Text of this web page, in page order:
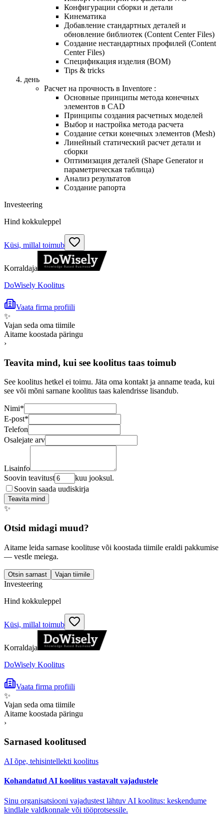
Конфигурации сборки и детали
Кинематика
Добавление стандартных деталей и
обновление библиотек (Content Center Files)
Создание нестандартных профилей (Content
Center Files)
Спецификация изделия (BOM)
Tips & tricks
день
Расчет на прочность в Inventorе :
Основные принципы методa конечных
элементов в CAD
Принципы создания расчетных моделей
Выбор и настройка метода расчета
Создание сетки конечных элементов (Mesh)
Линейный статический расчет детали и
сборки
Оптимизация деталей (Shape Generator и
параметрическая таблица)
Анализ результатов
Создание рапортa
Investeering
Hind kokkuleppel
Küsi, millal toimub
Korraldaja
DoWisely Koolitus
Vaata firma profiili
✨
Vajan seda oma tiimile
Aitame koostada päringu
›
Teavita mind, kui see koolitus taas toimub
See koolitus hetkel ei toimu. Jäta oma kontakt ja anname teada, kui
see või mõni sarnane koolitus taas kalendrisse lisandub.
Nimi*
E-post*
Telefon
Osalejate arv
Lisainfo
Soovin teavitust
kuu jooksul.
Soovin saada uudiskirja
Teavita mind
✨
Otsid midagi muud?
Aitame leida sarnase koolituse või koostada tiimile eraldi pakkumise
— vestle meiega.
Otsin sarnast Vajan tiimile
Investeering
Hind kokkuleppel
Küsi, millal toimub
Korraldaja
DoWisely Koolitus
Vaata firma profiili
✨
Vajan seda oma tiimile
Aitame koostada päringu
›
Sarnased koolitused
AI õpe, tehisintellekti koolitus
Kohandatud AI koolitus vastavalt vajadustele
Sinu organisatsiooni vajadustest lähtuv AI koolitus: keskendume
kindlale valdkonnale või tööprotsessile.